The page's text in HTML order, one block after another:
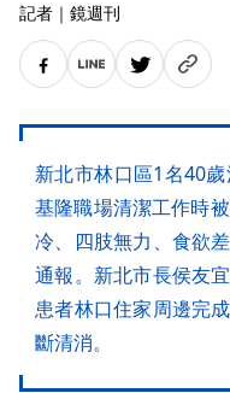
記者 ｜ 鏡週刊
新北市林口區1名40
基隆職場清潔工作時
冷、四肢無力、食欲
通報。新北市長侯友
患者林口住家周邊完
斷清消。